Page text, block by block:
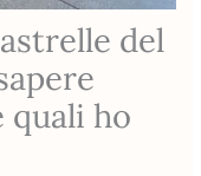
del
quali ho